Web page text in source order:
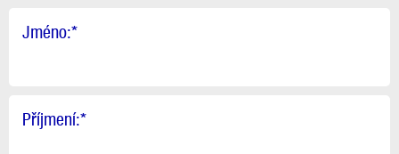
Jméno:*
Příjmení:*